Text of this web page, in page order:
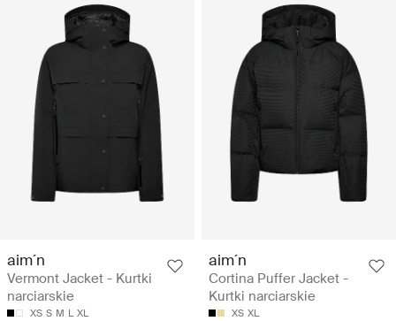
aim´n
Vermont Jacket - Kurtki
narciarskie
XS S M L XL
aim´n
Cortina Puffer Jacket -
Kurtki narciarskie
XS XL